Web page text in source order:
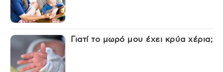
Γιατί το μωρό μου έχει κρύα χέρια;